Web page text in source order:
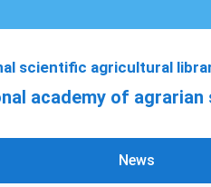
scientific agricultural
academy of
News